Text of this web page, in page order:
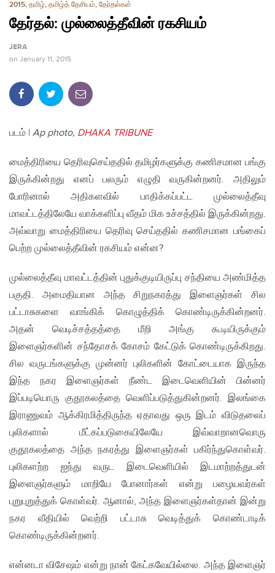
2015, தமிழ், தமிழ்த் தேசியம், தேர்தல்கள்
தேர்தல்: முல்லைத்தீவின் ரகசியம்
JERA
on January 11, 2015
படம் | Ap photo, DHAKA TRIBUNE
மைத்திரியை தெரிவுசெய்ததில் தமிழர்களுக்கு கணிசமான பங்கு
இருக்கின்றது எனப் பலரும் எழுதி வருகின்றனர். அதிலும்
போரினால் அதிகளவில் பாதிக்கப்பட்ட முல்லைத்தீவு
மாவட்டத்திலேயே வாக்களிப்பு வீதம் மிக உச்சத்தில் இருக்கின்றது.
அவ்வாறு மைத்திரியை தெரிவு செய்ததில் கணிசமான பங்கைப்
பெற்ற முல்லைத்தீவின் ரகசியம் என்ன?
முல்லைத்தீவு மாவட்டத்தின் புதுக்குடியிருப்பு சந்தியை அண்மித்த
பகுதி. அமைதியான அந்த சிறுநகரத்து இளைஞர்கள் சில
பட்டாசுகளை வாங்கிக் கொழுத்திக் கொண்டிருக்கின்றனர்.
அதன் வெடிச்சத்தத்தை மீறி அங்கு கூடியிருக்கும்
இளைஞர்களின் சந்தோசக் கோசம் கேட்டுக் கொண்டிருக்கிறது.
சில வருடங்களுக்கு முன்னர் புலிகளின் கோட்டையாக இருந்த
இந்த நகர இளைஞர்கள் நீண்ட இடைவெளியின் பின்னர்
இப்படியொரு குதூகலத்தை வெளிப்படுத்துகின்றனர். இலங்கை
இராணுவம் ஆக்கிரமித்திருந்த ஏதாவது ஒரு இடம் விடுதலைப்
புலிகளால் மீட்கப்படுகையிலேயே இவ்வாறானவொரு
குதூகலத்தை அந்த நகரத்து இளைஞர்கள் பகிர்ந்துகொள்வர்.
புலிகளற்ற ஐந்து வருட இடைவெளியில் இடமாற்றத்துடன்
இளைஞர்களும் மாறியே போனார்கள் என்று பழையவர்கள்
புறுபுறுத்துக் கொள்வர். ஆனால், அந்த இளைஞர்கள்தான் இன்று
நகர வீதியில் வெற்றி பட்டாசு வெடித்துக் கொண்டாடிக்
கொண்டிருக்கின்றனர்.
என்னடா விசேஷம் என்று நான் கேட்கவேயில்லை. அந்த இளைஞர்